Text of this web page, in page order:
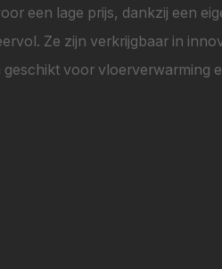
een lage prijs, dankzij een
Ze zijn verkrijgbaar in
voor